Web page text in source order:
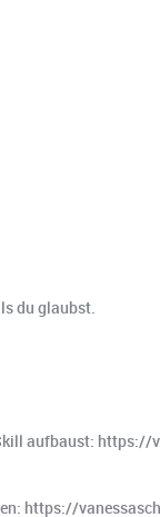
du glaubst.
aufbaust:
https://